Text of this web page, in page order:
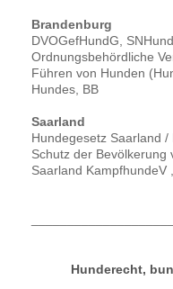
Brandenburg
DVOGefHundG,
Ordnungsbehördliche
Führen von Hunden
Hundes, BB
Saarland
Hundegesetz Saarland
Schutz der Bevölkerung
Saarland KampfhundeV ,
Hunderecht,